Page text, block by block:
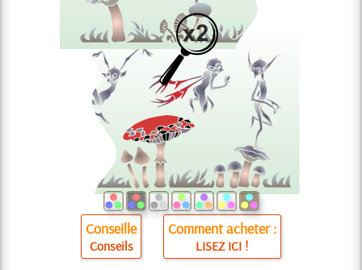
Conseille
Conseils
Comment acheter :
LISEZ ICI !